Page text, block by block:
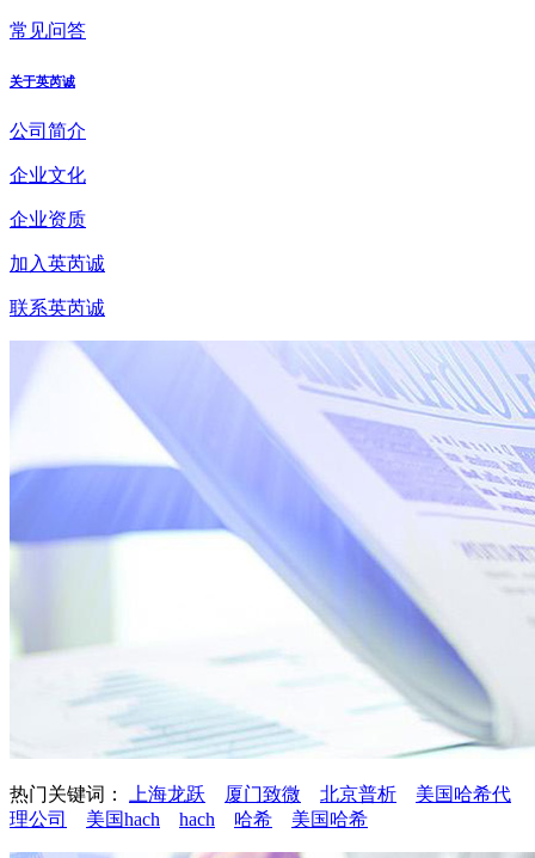
常见问答
关于英芮诚
公司简介
企业文化
企业资质
加入英芮诚
联系英芮诚
热门关键词： 上海龙跃 厦门致微 北京普析
美国哈希代
理公司
美国hach hach 哈希 美国哈希